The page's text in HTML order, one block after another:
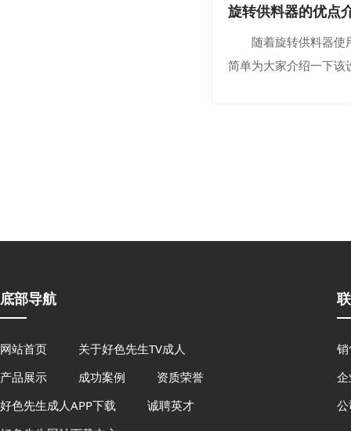
旋转供料器的优点
随着旋转供料器使用范
简单为大家介绍一下该设
底部导航
网站首页
关于好色先生TV成人
产品展示
成功案例
资质荣誉
好色先生成人APP下载
诚聘英才
销
企
公